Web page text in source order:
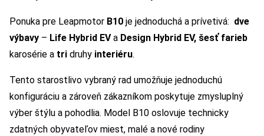
Ponuka pre Leapmotor B10 je jednoduchá a prívetivá: dve
výbavy – Life Hybrid EVa Design Hybrid EV, šesť farieb
karosérie a tri druhy interiéru.
Tento starostlivo vybraný rad umožňuje jednoduchú
konfiguráciu a zároveň zákazníkom poskytuje zmysluplný
výber štýlu a pohodlia. Model B10 oslovuje technicky
zdatných obyvateľov miest, malé a nové rodiny